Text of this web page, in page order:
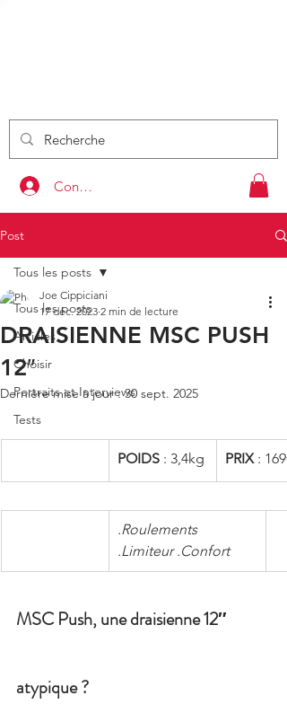
Connexion
Post
Tous les posts
Articles
Choisir
Portraits et Interviews
Tests
Tous les posts
DRAISIENNE MSC PUSH
12″
Joe Cippiciani
17 déc. 2023 2 min de lecture
Dernière mise à jour :30 sept. 2025
POIDS : 3,4kg PRIX : 169€
.Roulements
.Limiteur .Confort
MSC Push, une draisienne 12″
atypique ?